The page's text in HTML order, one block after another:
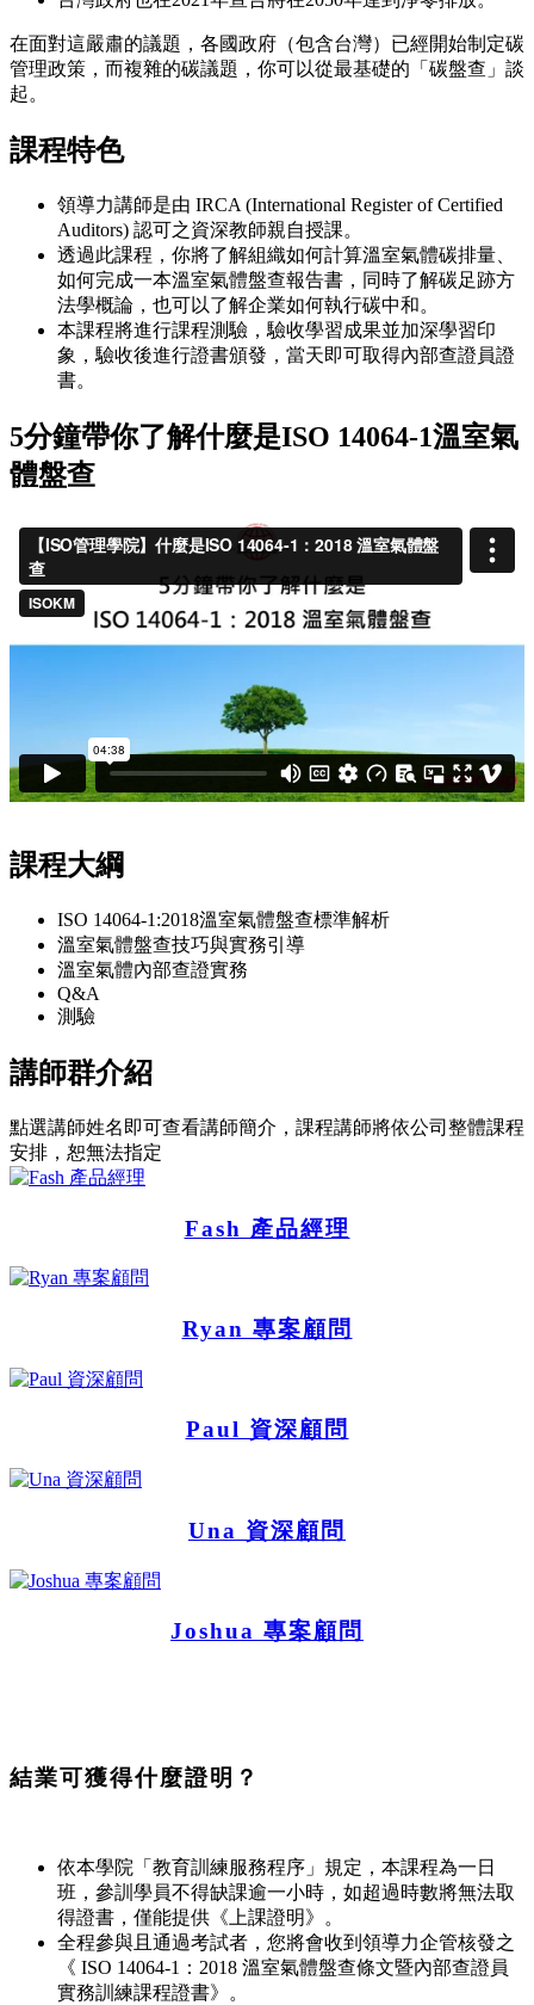
在面對這嚴肅的議題，各國政府（包含台灣）已經開始制定碳
管理政策，而複雜的碳議題，你可以從最基礎的「碳盤查」談
起。
課程特色
領導力講師是由 IRCA (International Register of Certified
Auditors) 認可之資深教師親自授課。
透過此課程，你將了解組織如何計算溫室氣體碳排量、
如何完成一本溫室氣體盤查報告書，同時了解碳足跡方
法學概論，也可以了解企業如何執行碳中和。
本課程將進行課程測驗，驗收學習成果並加深學習印
象，驗收後進行證書頒發，當天即可取得內部查證員證
書。
5分鐘帶你了解什麼是ISO 14064-1溫室氣
體盤查
課程大綱
ISO 14064-1:2018溫室氣體盤查標準解析
溫室氣體盤查技巧與實務引導
溫室氣體內部查證實務
Q&A
測驗
講師群介紹
點選講師姓名即可查看講師簡介，課程講師將依公司整體課程
安排，恕無法指定
Fash 產品經理
Ryan 專案顧問
Paul 資深顧問
Una 資深顧問
Joshua 專案顧問
結業可獲得什麼證明？
依本學院「教育訓練服務程序」規定，本課程為一日
班，參訓學員不得缺課逾一小時，如超過時數將無法取
得證書，僅能提供《上課證明》。
全程參與且通過考試者，您將會收到領導力企管核發之
《 ISO 14064-1：2018 溫室氣體盤查條文暨內部查證員
實務訓練課程證書》。